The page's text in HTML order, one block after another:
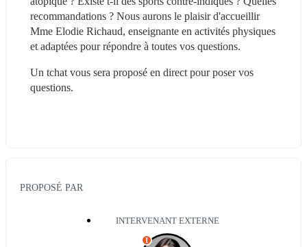
recommandations ? Nous aurons le plaisir d'accueillir
Mme Elodie Richaud, enseignante en activités physiques
et adaptées pour répondre à toutes vos questions.
Un tchat vous sera proposé en direct pour poser vos
questions.
PROPOSÉ PAR
INTERVENANT EXTERNE
I